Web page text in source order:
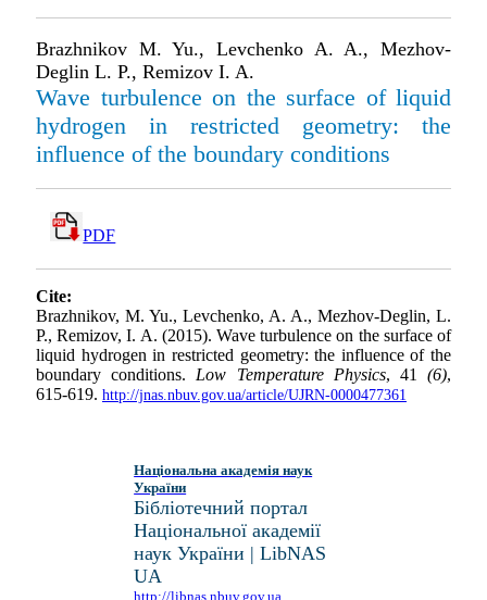
Brazhnikov M. Yu., Levchenko A. A., Mezhov-
Deglin L. P., Remizov I. A.
Wave turbulence on the surface of liquid
hydrogen in restricted geometry: the
influence of the boundary conditions
PDF
Cite:
Brazhnikov, M. Yu., Levchenko, A. A., Mezhov-Deglin, L.
P., Remizov, I. A. (2015). Wave turbulence on the surface of
liquid hydrogen in restricted geometry: the influence of the
boundary conditions. Low Temperature Physics, 41(6),
615-619. http://jnas.nbuv.gov.ua/article/UJRN-0000477361
Національна академія наук
України
Бібліотечний портал
Національної академії
наук України | LibNAS
UA
http://libnas.nbuv.gov.ua